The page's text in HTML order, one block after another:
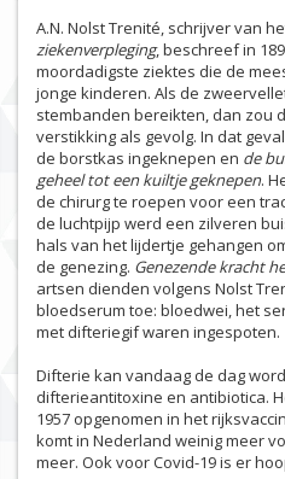
A.N. Nolst Trenité, schrijver van
ziekenverpleging, beschreef in
moordadigste ziektes die de
jonge kinderen. Als de
stembanden bereikten, dan zou
verstikking als gevolg. In dat
de borstkas ingeknepen en de
geheel tot een kuiltje geknepen.
de chirurg te roepen voor een
de luchtpijp werd een zilveren
hals van het lijdertje gehangen
de genezing. Genezende kracht
artsen dienden volgens Nolst
bloedserum toe: bloedwei, het
met difteriegif waren ingespoten.
Difterie kan vandaag de dag
difterieantitoxine en antibiotica.
1957 opgenomen in het
komt in Nederland weinig meer
meer. Ook voor Covid-19 is er